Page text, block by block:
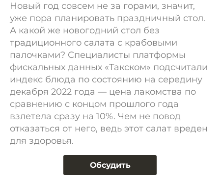
Новый год совсем не за горами, значит,
уже пора планировать праздничный стол.
А какой же новогодний стол без
традиционного салата с крабовыми
палочками? Специалисты платформы
фискальных данных «Такском» подсчитали
индекс блюда по состоянию на середину
декабря 2022 года — цена лакомства по
сравнению с концом прошлого года
взлетела сразу на 10%. Чем не повод
отказаться от него, ведь этот салат вреден
для здоровья.
Обсудить